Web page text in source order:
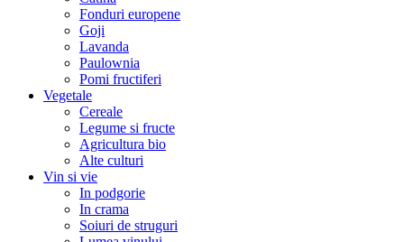
Fonduri europene
Goji
Lavanda
Paulownia
Pomi fructiferi
Vegetale
Cereale
Legume si fructe
Agricultura bio
Alte culturi
Vin si vie
In podgorie
In crama
Soiuri de struguri